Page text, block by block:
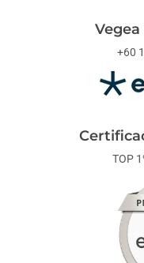
+60
TOP